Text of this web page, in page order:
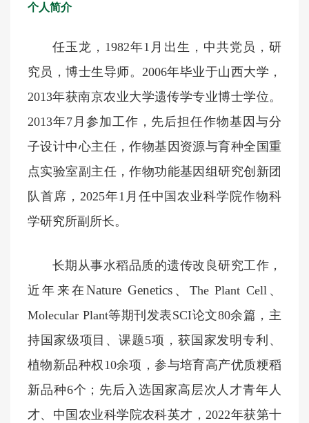
个人简介
任玉龙，1982年1月出生，中共党员，研
究员，博士生导师。2006年毕业于山西大学，
2013年获南京农业大学遗传学专业博士学位。
2013年7月参加工作，先后担任作物基因与分
子设计中心主任，作物基因资源与育种全国重
点实验室副主任，作物功能基因组研究创新团
队首席，2025年1月任中国农业科学院作物科
学研究所副所长。
长期从事水稻品质的遗传改良研究工作，
近年来在Nature Genetics、The Plant Cell、
Molecular Plant等期刊发表SCI论文80余篇，主
持国家级项目、课题5项，获国家发明专利、
植物新品种权10余项，参与培育高产优质粳稻
新品种6个；先后入选国家高层次人才青年人
才、中国农业科学院农科英才，2022年获第十